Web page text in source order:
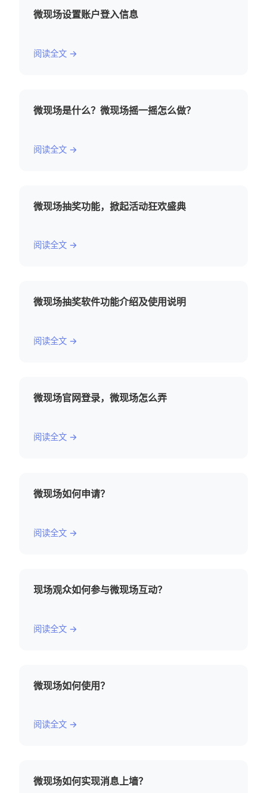
微现场设置账户登入信息
阅读全文 →
微现场是什么？微现场摇一摇怎么做？
阅读全文 →
微现场抽奖功能，掀起活动狂欢盛典
阅读全文 →
微现场抽奖软件功能介绍及使用说明
阅读全文 →
微现场官网登录，微现场怎么弄
阅读全文 →
微现场如何申请？
阅读全文 →
现场观众如何参与微现场互动？
阅读全文 →
微现场如何使用？
阅读全文 →
微现场如何实现消息上墙？